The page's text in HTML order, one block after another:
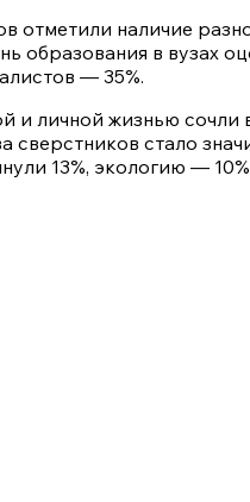
отметили наличие
образования в вузах
— 35%.
и личной жизнью сочли
сверстников стало
13%, экологию —